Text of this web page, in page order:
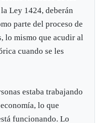
Ley 1424, deberán
parte del proceso de
lo mismo que acudir al
cuando se les
estaba trabajando
lo que
funcionando. Lo